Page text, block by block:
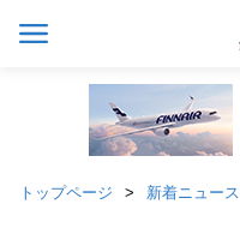
トップページ 新着ニュース